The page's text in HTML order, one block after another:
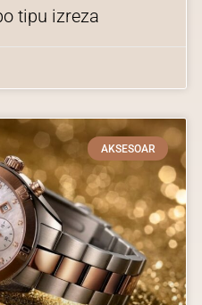
tipu izreza
AKSESOAR